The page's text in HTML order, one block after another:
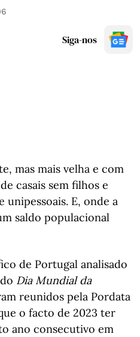
Siga-nos
mas mais velha e com
casais sem filhos e
unipessoais. E, onde a
saldo populacional
de Portugal analisado
Dia Mundial da
reunidos pela Pordata
o facto de 2023 ter
ano consecutivo em